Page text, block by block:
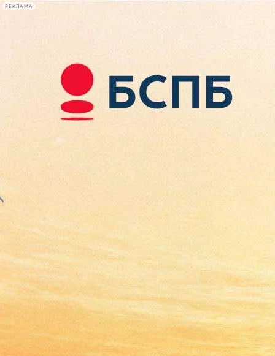
РЕКЛАМА
Сегодня:
2026.08.09
04:05
Афиша Plus